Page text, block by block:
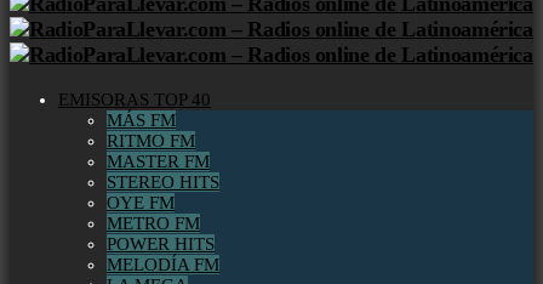
EMISORAS TOP 40
MÁS FM
RITMO FM
MASTER FM
STEREO HITS
OYE FM
METRO FM
POWER HITS
MELODÍA FM